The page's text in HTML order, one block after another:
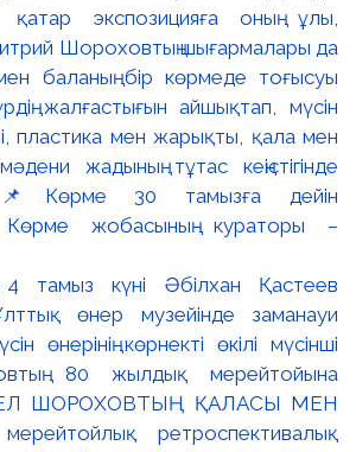
тамыз күні Әбілхан Қастеев
өнер музейінде заманауи
өнерінің көрнекті өкілі мүсінші
80 жылдық мерейтойына
ШОРОХОВТЫҢ ҚАЛАСЫ МЕН
ретроспективалық